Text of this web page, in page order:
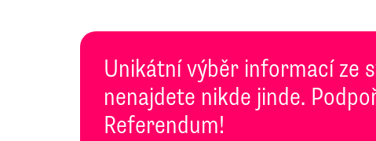
Unikátní výběr informací ze
nenajdete nikde jinde.
Referendum!